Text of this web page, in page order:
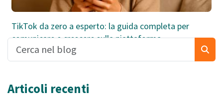
TikTok da zero a esperto: la guida completa per
comunicare e crescere sulla piattaforma
Articoli recenti